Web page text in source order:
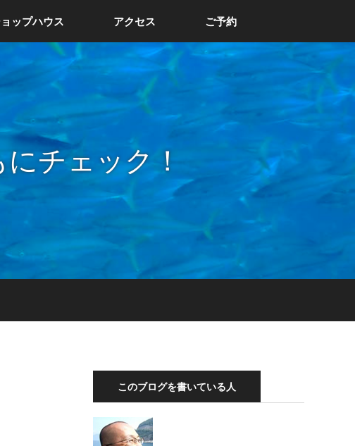
ップハウス アクセス ご予約
チェック！
このブログを書いている人